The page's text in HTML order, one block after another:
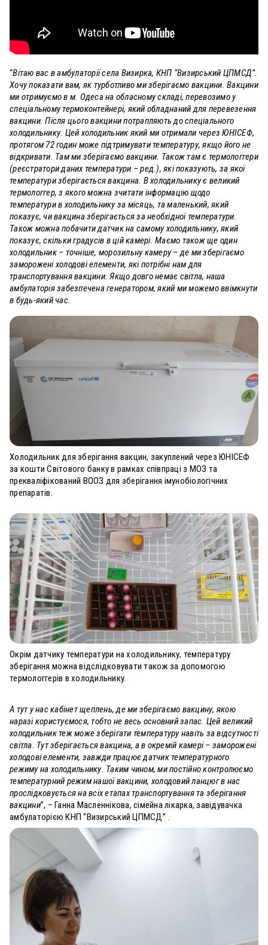
“Вітаю вас в амбулаторії села Визирка, КНП “Визирський ЦПМСД”.
Хочу показати вам, як турботливо ми зберігаємо вакцини. Вакцини
ми отримуємо в м. Одеса на обласному складі, перевозимо у
спеціальному термоконтейнері, який обладнаний для перевезення
вакцини. Після цього вакцини потрапляють до спеціального
холодильнику. Цей холодильник який ми отримали через ЮНІСЕФ,
протягом 72 годин може підтримувати температуру, якщо його не
відкривати. Там ми зберігаємо вакцини. Також там є термологгери
(реєстратори даних температури – ред.), які показують, за якої
температури зберігається вакцина. В холодильнику є великий
термологгер, з якого можна зчитати інформацію щодо
температури в холодильнику за місяць, та маленький, який
показує, чи вакцина зберігається за необхідної температури.
Також можна побачити датчик на самому холодильнику, який
показує, скільки градусів в цій камері. Маємо також ще один
холодильник – точніше, морозильну камеру – де ми зберігаємо
заморожені холодові елементи, які потрібні нам для
транспортування вакцини. Якщо довго немає світла, наша
амбулаторія забезпечена генератором, який ми можемо ввімкнути
в будь-який час.
Холодильник для зберігання вакцин, закуплений через ЮНІСЕФ
за кошти Світового банку в рамках співпраці з МОЗ та
прекваліфікований ВООЗ для зберігання імунобіологічних
препаратів.
Окрім датчику температури на холодильнику, температуру
зберігання можна відслідковувати також за допомогою
термологгерів в холодильнику.
А тут у нас кабінет щеплень, де ми зберігаємо вакцину, якою
наразі користуємося, тобто не весь основний запас. Цей великий
холодильник теж може зберігати температуру навіть за відсутності
світла. Тут зберігається вакцина, а в окремій камері – заморожені
холодові елементи, завжди працює датчик температурного
режиму на холодильнику. Таким чином, ми постійно контролюємо
температурний режим нашої вакцини, холодовий ланцюг в нас
прослідковується на всіх етапах транспортування та зберігання
вакцини”, – Ганна Масленнікова, сімейна лікарка, завідувачка
амбулаторією КНП “Визирський ЦПМСД” .